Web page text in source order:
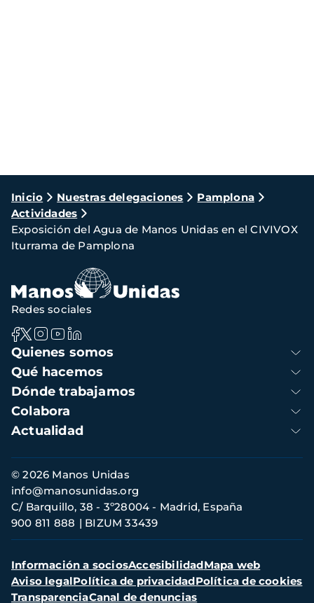
Ruta
de
navegación
Inicio Nuestras delegaciones
Pamplona
Actividades
Exposición del Agua de Manos Unidas en el CIVIVOX
Iturrama de Pamplona
Navegación
principal
Quienes somos
Qué hacemos
Dónde trabajamos
Colabora
Actualidad
Redes sociales
Información
de
contacto
© 2026 Manos Unidas
C/ Barquillo, 38 - 3º28004 - Madrid, España
900 811 888
BIZUM 33439
info@manosunidas.org
Menú
secundario
Información a sociosAccesibilidadMapa web
Aviso legalPolítica de privacidadPolítica de cookies
TransparenciaCanal de denuncias